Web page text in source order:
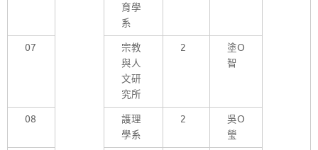
育學
系
07
宗教
與人
文研
究所
2
塗O
智
08
護理
學系
2
吳O
瑩